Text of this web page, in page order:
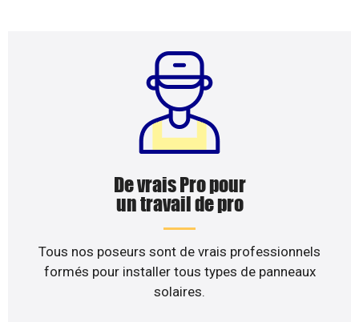
De vrais Pro pour
un travail de pro
Tous nos poseurs sont de vrais professionnels
formés pour installer tous types de panneaux
solaires.